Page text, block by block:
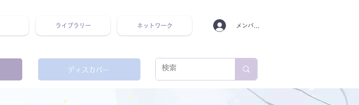
ライブラリー ネットワーク メンバーログイン
ディスカバー